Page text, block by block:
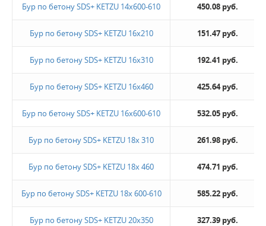
Бур по бетону SDS+ KETZU 14х600-610 450.08 руб.
Бур по бетону SDS+ KETZU 16х210 151.47 руб.
Бур по бетону SDS+ KETZU 16х310 192.41 руб.
Бур по бетону SDS+ KETZU 16х460 425.64 руб.
Бур по бетону SDS+ KETZU 16х600-610 532.05 руб.
Бур по бетону SDS+ KETZU 18х 310 261.98 руб.
Бур по бетону SDS+ KETZU 18х 460 474.71 руб.
Бур по бетону SDS+ KETZU 18х 600-610 585.22 руб.
Бур по бетону SDS+ KETZU 20х350 327.39 руб.